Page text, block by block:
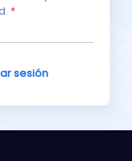
*
sesión